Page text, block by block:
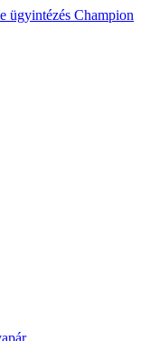
ügyintézés Champion